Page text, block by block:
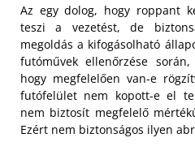
Az egy dolog, hogy roppant
teszi a vezetést, de
megoldás a kifogásolható
futóművek ellenőrzése
hogy megfelelően van-e
futófelület nem kopott-e el
nem biztosít megfelelő
Ezért nem biztonságos ilyen